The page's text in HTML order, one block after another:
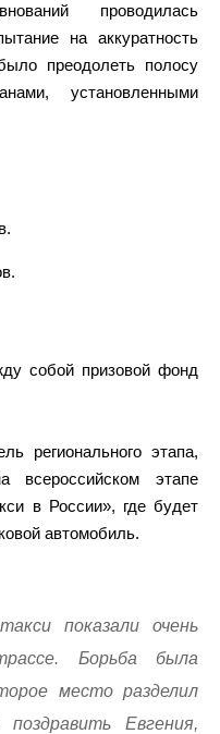
проводилась
на аккуратность
преодолеть полосу
установленными
собой призовой фонд
регионального этапа,
всероссийском этапе
в России», где будет
автомобиль.
показали очень
Борьба была
место разделил
Евгения,